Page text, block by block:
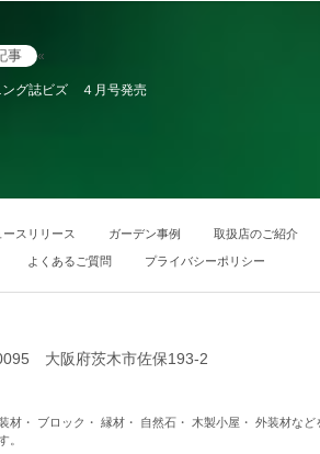
事 «
ング誌ビズ ４月号発売
ースリリース ガーデン事例 取扱店のご紹介
よくあるご質問 プライバシーポリシー
大阪府茨木市佐保193-2
材・ ブロック・ 縁材・ 自然石・ 木製小屋・ 外装材など
。